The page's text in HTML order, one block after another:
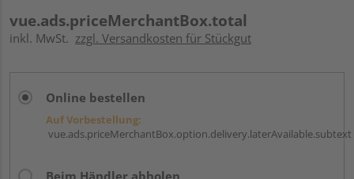
vue.ads.priceMerchantBox.total
inkl. MwSt. zzgl. Versandkosten für Stückgut
Online bestellen
Auf Vorbestellung:
vue.ads.priceMerchantBox.option.delivery.laterAvailable.subtext
Beim Händler abholen